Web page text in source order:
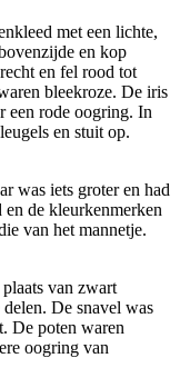
met een lichte,
en kop
en fel rood tot
bleekroze. De iris
een rode oogring. In
en stuit op.
was iets groter en had
en de kleurkenmerken
van het mannetje.
van zwart
De snavel was
De poten waren
oogring van